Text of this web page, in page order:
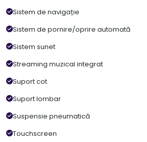
Sistem de navigație
Sistem de pornire/oprire automată
Sistem sunet
Streaming muzical integrat
Suport cot
Suport lombar
Suspensie pneumatică
Touchscreen